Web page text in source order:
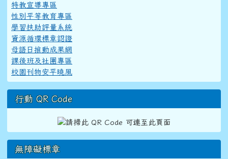
特教宣導專區
性別平等教育專區
學習扶助評量系統
資源循環標章認證
母語日推動成果網
課後班及社團專區
校園刊物安平曉風
行動 QR Code
無障礙標章